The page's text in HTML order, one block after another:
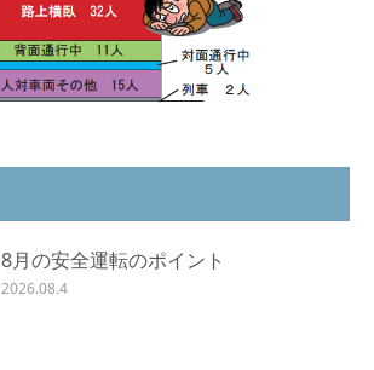
8月の安全運転のポイント
2026.08.4